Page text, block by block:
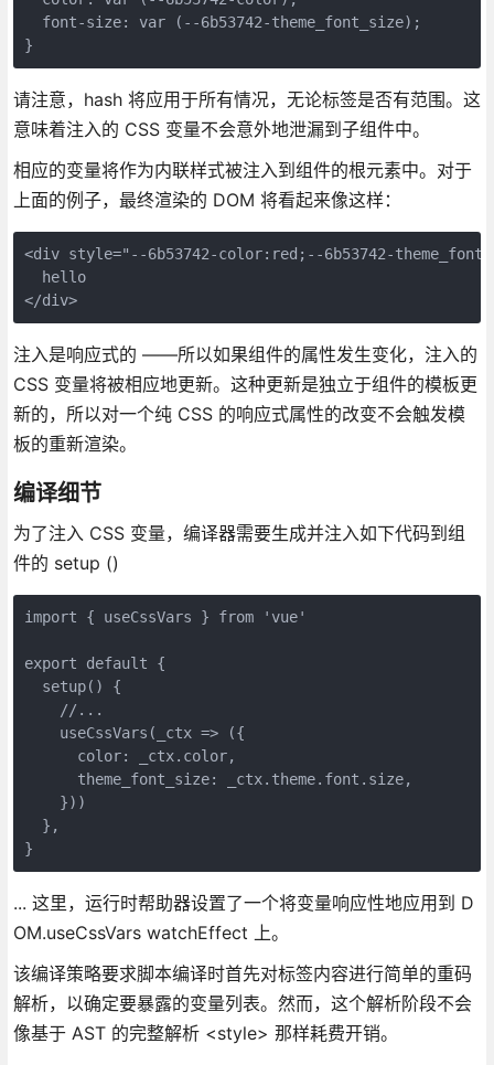
  font-size: var (--6b53742-theme_font_size);
请注意，hash 将应用于所有情况，无论标签是否有范围。这
意味着注入的 CSS 变量不会意外地泄漏到子组件中。
相应的变量将作为内联样式被注入到组件的根元素中。对于
上面的例子，最终渲染的 DOM 将看起来像这样：
<div style="--6b53742-color:red;--6b53742-
  hello
</div>
注入是响应式的 ——所以如果组件的属性发生变化，注入的
CSS 变量将被相应地更新。这种更新是独立于组件的模板更
新的，所以对一个纯 CSS 的响应式属性的改变不会触发模
板的重新渲染。
编译细节
为了注入 CSS 变量，编译器需要生成并注入如下代码到组
件的 setup ()
import { useCssVars } from 'vue'
export default {
  setup() {
    //...
    useCssVars(_ctx => ({
      color: _ctx.color,
      theme_font_size: _ctx.theme.font.size,
    }))
  },
... 这里，运行时帮助器设置了一个将变量响应性地应用到 D
OM.useCssVars watchEffect 上。
该编译策略要求脚本编译时首先对标签内容进行简单的重码
解析，以确定要暴露的变量列表。然而，这个解析阶段不会
像基于 AST 的完整解析 <style> 那样耗费开销。